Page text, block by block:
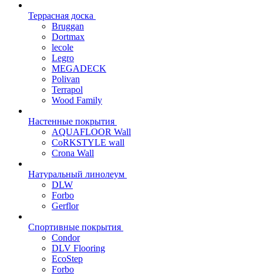
Террасная доска
Bruggan
Dortmax
lecole
Legro
MEGADECK
Polivan
Terrapol
Wood Family
Настенные покрытия
AQUAFLOOR Wall
CoRKSTYLE wall
Crona Wall
Натуральный линолеум
DLW
Forbo
Gerflor
Спортивные покрытия
Condor
DLV Flooring
EcoStep
Forbo